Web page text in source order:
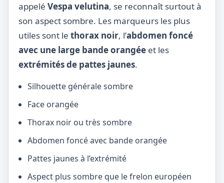
appelé Vespa velutina, se reconnaît surtout à
son aspect sombre. Les marqueurs les plus
utiles sont le thorax noir, l’abdomen foncé
avec une large bande orangée et les
extrémités de pattes jaunes.
Silhouette générale sombre
Face orangée
Thorax noir ou très sombre
Abdomen foncé avec bande orangée
Pattes jaunes à l’extrémité
Aspect plus sombre que le frelon européen